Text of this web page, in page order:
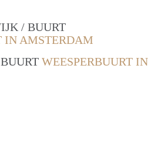
/ BUURT
IN AMSTERDAM
WEESPERBUURT IN